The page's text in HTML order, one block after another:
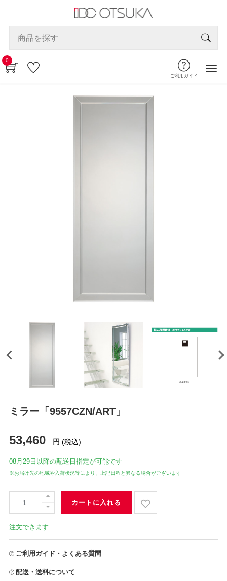
0
ご利用ガイド
ミラー「9557CZN/ART」
53,460 円 (税込)
08月29日 以降の配送日指定が可能です
※お届け先の地域や入荷状況等により、上記日程と異なる場合がございます
カートに入れる
注文できます
ご利用ガイド・よくある質問
配送・送料について